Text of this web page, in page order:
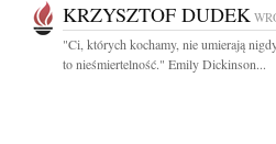
KRZYSZTOF DUDEK
"Ci, których kochamy, nie umierają
to nieśmiertelność." Emily Dickinson...